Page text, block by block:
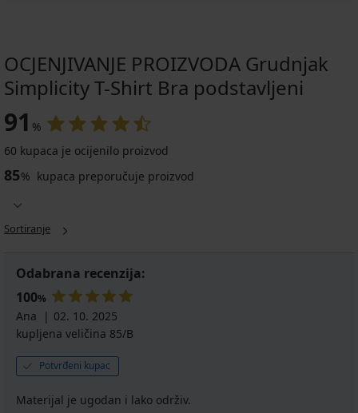
OCJENJIVANJE PROIZVODA Grudnjak
Simplicity T-Shirt Bra podstavljeni
91 %
60 kupaca je ocijenilo proizvod
85% kupaca preporučuje proizvod
Sortiranje
Odabrana recenzija:
100%
Ana
02. 10. 2025
kupljena veličina 85/B
Potvrđeni kupac
Materijal je ugodan i lako održiv.